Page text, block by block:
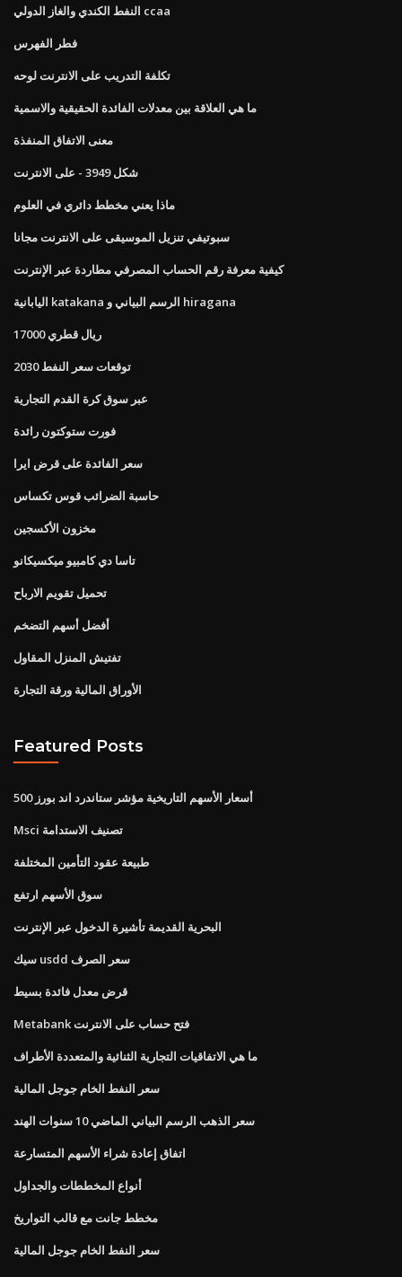
النفط الكندي والغاز الدولي ccaa
فطر الفهرس
تكلفة التدريب على الانترنت لوحه
ما هي العلاقة بين معدلات الفائدة الحقيقية والاسمية
معنى الاتفاق المنفذة
شكل 3949 - على الانترنت
ماذا يعني مخطط دائري في العلوم
سبوتيفي تنزيل الموسيقى على الانترنت مجانا
كيفية معرفة رقم الحساب المصرفي مطاردة عبر الإنترنت
اليابانية katakana الرسم البياني و hiragana
17000 ريال قطري
توقعات سعر النفط 2030
عبر سوق كرة القدم التجارية
فورت ستوكتون رائدة
سعر الفائدة على قرض ايرا
حاسبة الضرائب قوس تكساس
مخزون الأكسجين
تاسا دي كامبيو ميكسيكانو
تحميل تقويم الارباح
أفضل أسهم التضخم
تفتيش المنزل المقاول
الأوراق المالية ورقة التجارة
Featured Posts
أسعار الأسهم التاريخية مؤشر ستاندرد اند بورز 500
Msci تصنيف الاستدامة
طبيعة عقود التأمين المختلفة
سوق الأسهم ارتفع
البحرية القديمة تأشيرة الدخول عبر الإنترنت
سيك usdd سعر الصرف
قرض معدل فائدة بسيط
Metabank فتح حساب على الانترنت
ما هي الاتفاقيات التجارية الثنائية والمتعددة الأطراف
سعر النفط الخام جوجل المالية
سعر الذهب الرسم البياني الماضي 10 سنوات الهند
اتفاق إعادة شراء الأسهم المتسارعة
أنواع المخططات والجداول
مخطط جانت مع قالب التواريخ
سعر النفط الخام جوجل المالية